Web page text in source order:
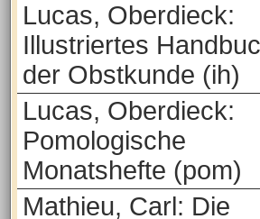
Lucas, Oberdieck:
Illustriertes
der Obstkunde (ih)
Lucas, Oberdieck:
Pomologische
Monatshefte (pom)
Mathieu, Carl: Die